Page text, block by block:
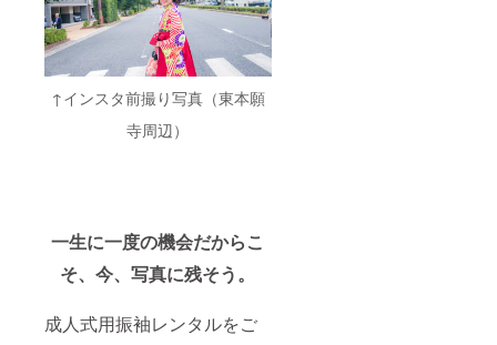
↑インスタ前撮り写真（東本願
寺周辺）
一生に一度の機会だからこ
そ、今、写真に残そう。
成人式用振袖レンタルをご